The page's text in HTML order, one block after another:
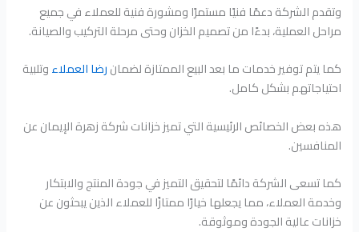
وتقدم الشركة دعمًا فنيًا مستمرًا ومشورة فنية للعملاء في جميع
مراحل العملية، بدءًا من تصميم الخزان وحتى مرحلة التركيب والصيانة.
كما يتم توفير خدمات ما بعد البيع الممتازة لضمانرضا العملاءوتلبية
احتياجاتهم بشكل كامل.
هذه بعض الخصائص الرئيسية التي تميز خزانات شركة زهرة الإيمان عن
المنافسين.
كما تسعى الشركة دائمًا لتحقيق التميز في جودة المنتج والابتكار
وخدمة العملاء، مما يجعلها خيارًا ممتازًا للعملاء الذين يبحثون عن
خزانات عالية الجودة وموثوقة.